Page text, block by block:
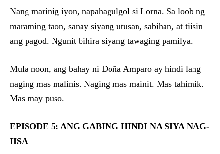
Nang marinig iyon, napahagulgol si Lorna. Sa loob ng
maraming taon, sanay siyang utusan, sabihan, at tiisin
ang pagod. Ngunit bihira siyang tawaging pamilya.
Mula noon, ang bahay ni Doña Amparo ay hindi lang
naging mas malinis. Naging mas mainit. Mas tahimik.
Mas may puso.
EPISODE 5: ANG GABING HINDI NA SIYA NAG-
IISA